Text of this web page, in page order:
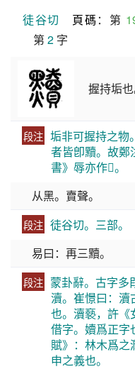
徒谷切 頁碼 ：第
第 2 字
握持垢也
段注 垢非可握持之物
者皆卽黷。故鄭
書》辱亦作𪑾。
从黑。𧶠聲。
段注 徒谷切。三部。
易曰：再三黷。
段注 蒙卦辭。古字多
瀆。崔憬曰：瀆
也。瀆褻，許《
借字。嬻爲正字
賦》：林木爲之
申之義也。